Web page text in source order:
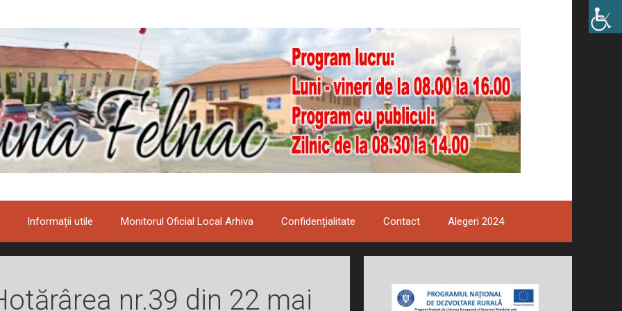
Informații utile Monitorul Oficial Local Arhiva Confidențialitate Contact Alegeri 2024
nr.39 din 22 mai